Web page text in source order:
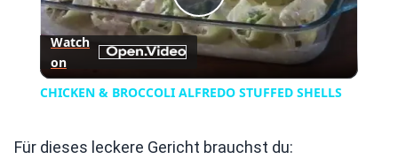
Play
Video
Watch
on
CHICKEN & BROCCOLI ALFREDO STUFFED SHELLS
Für dieses leckere Gericht brauchst du: